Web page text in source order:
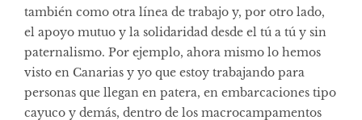
también como otra línea de trabajo y, por otro lado,
el apoyo mutuo y la solidaridad desde el tú a tú y sin
paternalismo. Por ejemplo, ahora mismo lo hemos
visto en Canarias y yo que estoy trabajando para
personas que llegan en patera, en embarcaciones tipo
cayuco y demás, dentro de los macrocampamentos